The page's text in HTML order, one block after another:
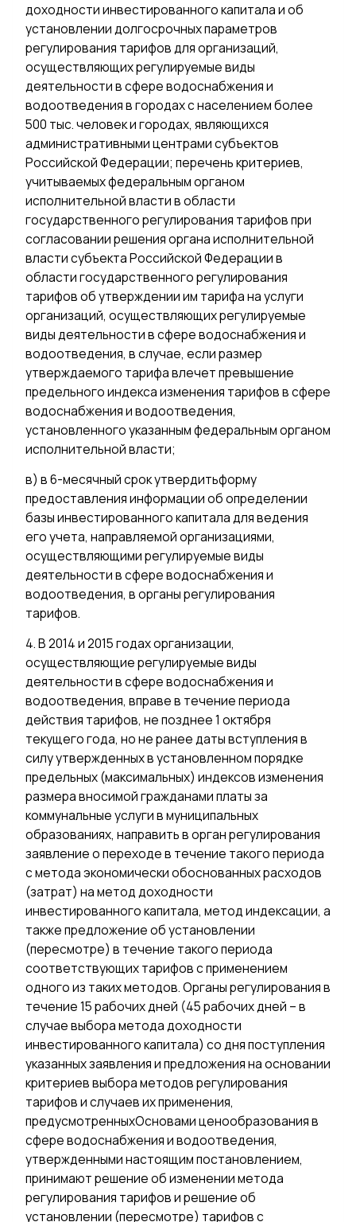
доходности инвестированного капитала и об
установлении долгосрочных параметров
регулирования тарифов для организаций,
осуществляющих регулируемые виды
деятельности в сфере водоснабжения и
водоотведения в городах с населением более
500 тыс. человек и городах, являющихся
административными центрами субъектов
Российской Федерации; перечень критериев,
учитываемых федеральным органом
исполнительной власти в области
государственного регулирования тарифов при
согласовании решения органа исполнительной
власти субъекта Российской Федерации в
области государственного регулирования
тарифов об утверждении им тарифа на услуги
организаций, осуществляющих регулируемые
виды деятельности в сфере водоснабжения и
водоотведения, в случае, если размер
утверждаемого тарифа влечет превышение
предельного индекса изменения тарифов в сфере
водоснабжения и водоотведения,
установленного указанным федеральным органом
исполнительной власти;
в) в 6-месячный срок утвердитьформу
предоставления информации об определении
базы инвестированного капитала для ведения
его учета, направляемой организациями,
осуществляющими регулируемые виды
деятельности в сфере водоснабжения и
водоотведения, в органы регулирования
тарифов.
4. В 2014 и 2015 годах организации,
осуществляющие регулируемые виды
деятельности в сфере водоснабжения и
водоотведения, вправе в течение периода
действия тарифов, не позднее 1 октября
текущего года, но не ранее даты вступления в
силу утвержденных в установленном порядке
предельных (максимальных) индексов изменения
размера вносимой гражданами платы за
коммунальные услуги в муниципальных
образованиях, направить в орган регулирования
заявление о переходе в течение такого периода
с метода экономически обоснованных расходов
(затрат) на метод доходности
инвестированного капитала, метод индексации, а
также предложение об установлении
(пересмотре) в течение такого периода
соответствующих тарифов с применением
одного из таких методов. Органы регулирования в
течение 15 рабочих дней (45 рабочих дней – в
случае выбора метода доходности
инвестированного капитала) со дня поступления
указанных заявления и предложения на основании
критериев выбора методов регулирования
тарифов и случаев их применения,
предусмотренныхОсновами ценообразования в
сфере водоснабжения и водоотведения,
утвержденными настоящим постановлением,
принимают решение об изменении метода
регулирования тарифов и решение об
установлении (пересмотре) тарифов с